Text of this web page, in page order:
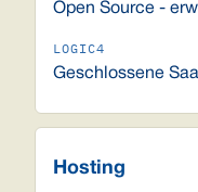
Open Source -
Geschlossene
Hosting